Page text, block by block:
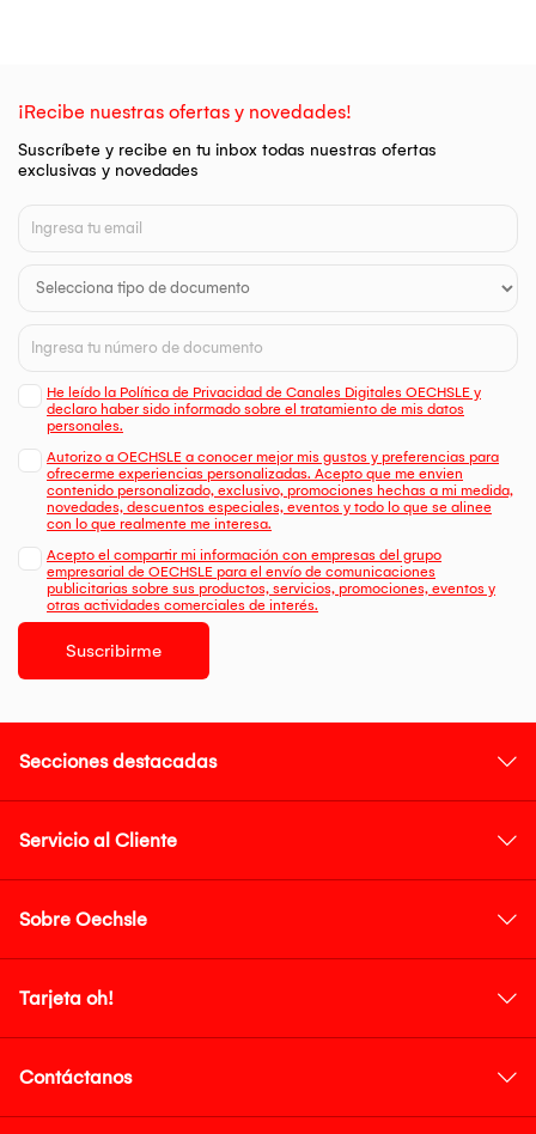
¡Recibe nuestras ofertas y novedades!
Suscríbete y recibe en tu inbox todas nuestras ofertas
exclusivas y novedades
He leído la Política de Privacidad de Canales Digitales OECHSLE y
declaro haber sido informado sobre el tratamiento de mis datos
personales.
Autorizo a OECHSLE a conocer mejor mis gustos y preferencias para
ofrecerme experiencias personalizadas. Acepto que me envien
contenido personalizado, exclusivo, promociones hechas a mi medida,
novedades, descuentos especiales, eventos y todo lo que se alinee
con lo que realmente me interesa.
Acepto el compartir mi información con empresas del grupo
empresarial de OECHSLE para el envío de comunicaciones
publicitarias sobre sus productos, servicios, promociones, eventos y
otras actividades comerciales de interés.
Suscribirme
Secciones destacadas
Servicio al Cliente
Sobre Oechsle
Tarjeta oh!
Contáctanos